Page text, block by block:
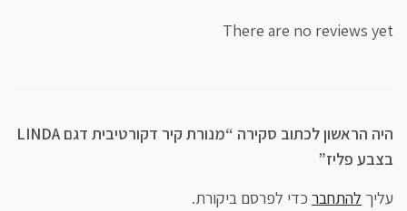
There are no reviews yet
היה הראשון לכתוב סקירה “מנורת קיר דקורטיבית דגם LINDA
בצבע פליז”
עליך להתחבר כדי לפרסם ביקורת.